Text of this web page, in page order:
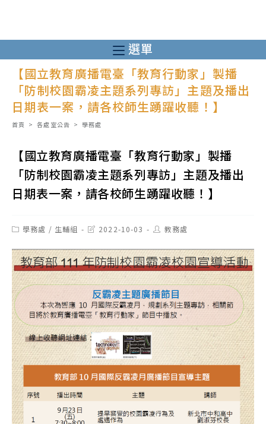
至
主
選單
【國立教育廣播電臺「教育行動家」製播
「防制校園霸凌主題系列專訪」主題及播出
日期表一案，請各校師生踴躍收聽！】
首頁 > 各處室公告 > 學務處
【國立教育廣播電臺「教育行動家」製播
「防制校園霸凌主題系列專訪」主題及播出
日期表一案，請各校師生踴躍收聽！】
Post學務處 / 生輔組
Post2022-10-03
Post教務處